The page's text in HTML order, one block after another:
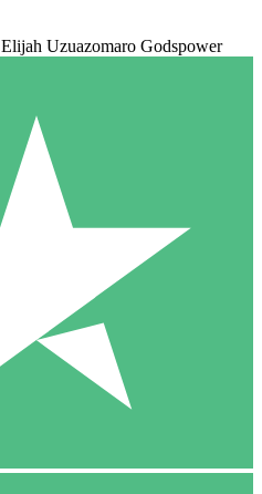
Elijah Uzuazomaro Godspower